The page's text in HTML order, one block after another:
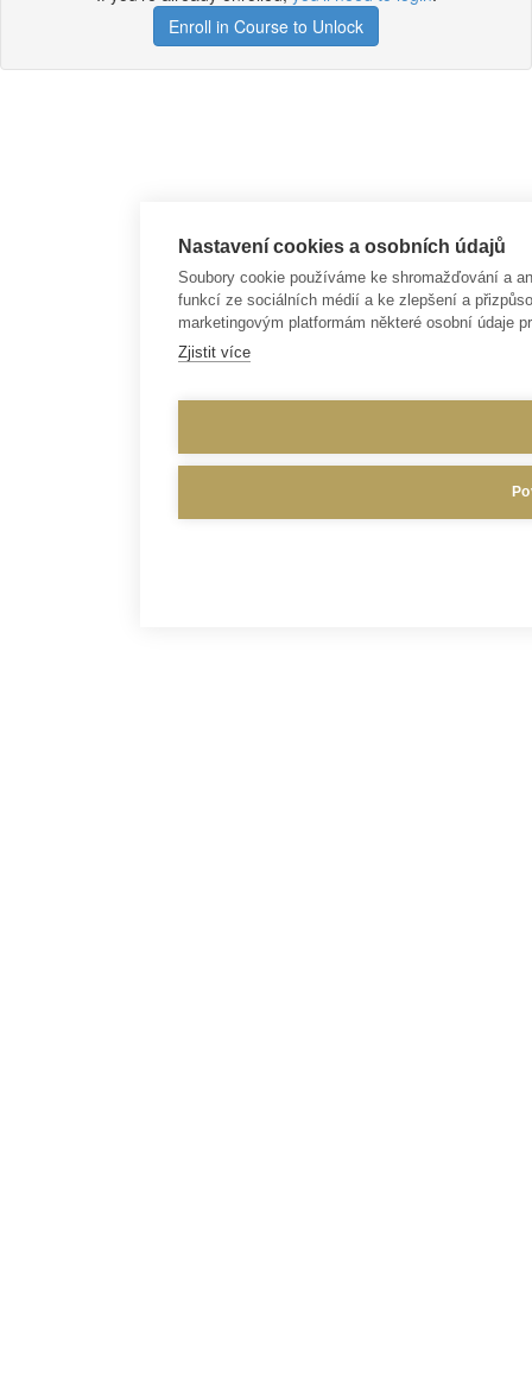
Enroll in Course to Unlock
Nastavení cookies a osobních údajů
Soubory cookie používáme ke shromažďování a
funkcí ze sociálních médií a ke zlepšení a
marketingovým platformám některé osobní údaje
Zjistit více